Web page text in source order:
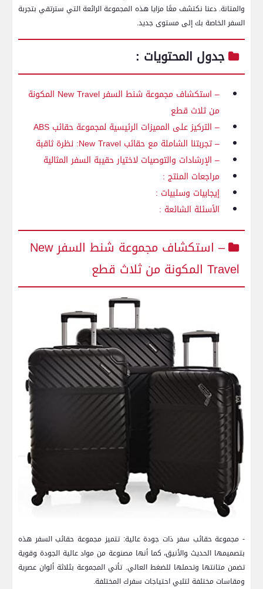
والمتانة. دعنا نكتشف معًا مزايا هذه المجموعة الرائعة التي سترتقي بتجربة
السفر الخاصة بك إلى مستوى جديد.
جدول المحتويات :
– استكشاف مجموعة‌ شنط السفر New Travel المكونة
من ثلاث⁣ قطع
– التركيز على المميزات الرئيسية لمجموعة حقائب ⁣ABS
– ‌تجربتنا الشاملة مع حقائب New Travel: نظرة ‌ثاقبة
– الإرشادات والتوصيات لاختيار حقيبة السفر المثالية
مراجعات المنتج :
إيجابيات وسلبيات ‌:
الأسئلة ‌الشائعة :
– ⁣استكشاف مجموعة شنط السفر New
Travel المكونة من ثلاث قطع
-‌ مجموعة حقائب سفر ذات جودة عالية: تتميز ‌مجموعة حقائب السفر هذه
بتصميمها الحديث ‍والأنيق، كما أنها مصنوعة من‌ مواد عالية الجودة ‍وقوية
تضمن متانتها وتحملها للضغط ⁣العالي. تأتي المجموعة بثلاثة ألوان عصرية
ومقاسات مختلفة‍ لتلبي احتياجات ⁣سفرك المختلفة.